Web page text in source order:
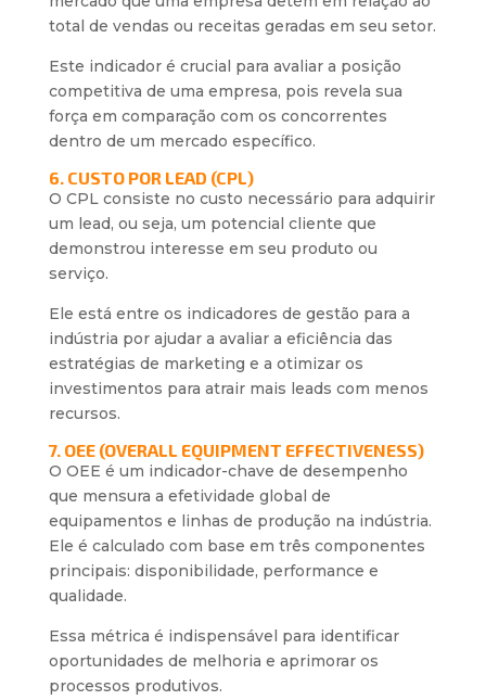
total de vendas ou receitas geradas em seu setor.
Este indicador é crucial para avaliar a posição
competitiva de uma empresa, pois revela sua
força em comparação com os concorrentes
dentro de um mercado específico.
6. CUSTO POR LEAD (CPL)
O CPL consiste no custo necessário para adquirir
um lead, ou seja, um potencial cliente que
demonstrou interesse em seu produto ou
serviço.
Ele está entre os indicadores de gestão para a
indústria por ajudar a avaliar a eficiência das
estratégias de marketing e a otimizar os
investimentos para atrair mais leads com menos
recursos.
7. OEE (OVERALL EQUIPMENT EFFECTIVENESS)
O OEE é um indicador-chave de desempenho
que mensura a efetividade global de
equipamentos e linhas de produção na indústria.
Ele é calculado com base em três componentes
principais: disponibilidade, performance e
qualidade.
Essa métrica é indispensável para identificar
oportunidades de melhoria e aprimorar os
processos produtivos.